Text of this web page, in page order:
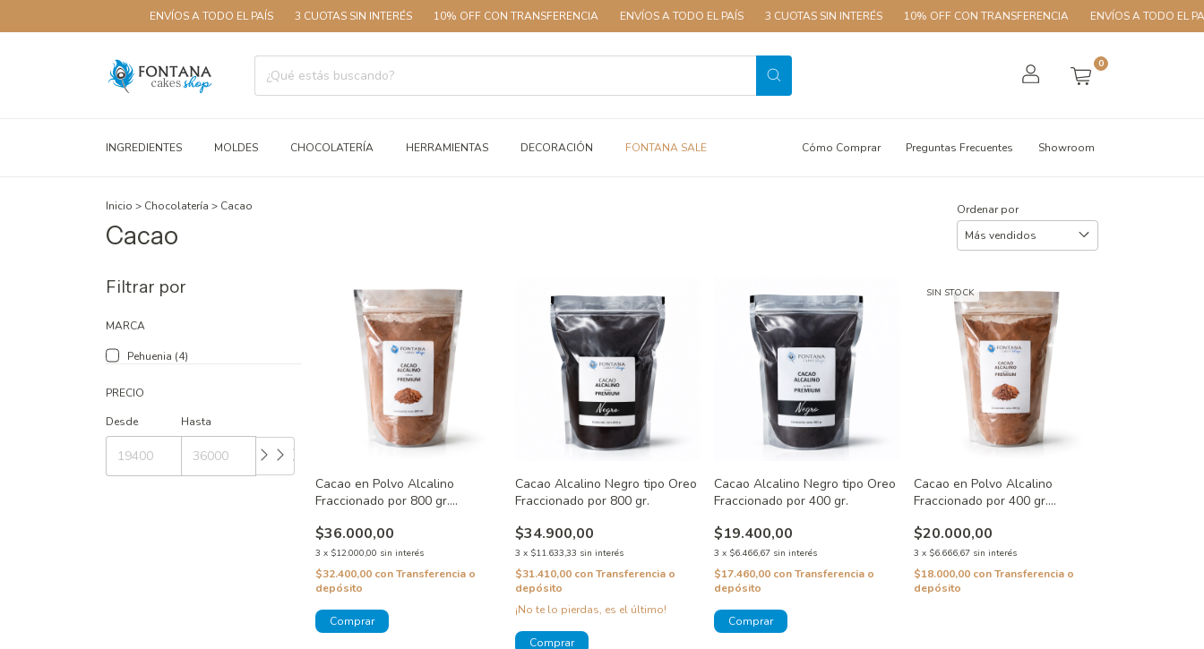
ENVÍOS A TODO EL PAÍS 3 CUOTAS SIN INTERÉS 10% OFF CON TRANSFERENCIA ENVÍOS A TODO EL PAÍS 3 CUOTAS SIN INTERÉS 10% OFF CON TRANSFERENCIA ENVÍOS A TODO EL PAÍS
0
INGREDIENTES MOLDES CHOCOLATERÍA HERRAMIENTAS DECORACIÓN FONTANA SALE Cómo Comprar Preguntas Frecuentes Showroom
Inicio > Chocolatería > Cacao
Cacao
Ordenar por
Filtrar por
MARCA
Pehuenia (4)
PRECIO
Desde
Hasta
Cacao en Polvo Alcalino
Fraccionado por 800 gr.
$36.000,00
3 x $12.000,00 sin interés
$32.400,00 con Transferencia o
depósito
Cacao Alcalino Negro tipo Oreo
Fraccionado por 800 gr.
$34.900,00
3 x $11.633,33 sin interés
$31.410,00 con Transferencia o
depósito
¡No te lo pierdas, es el último!
Cacao Alcalino Negro tipo Oreo
Fraccionado por 400 gr.
$19.400,00
3 x $6.466,67 sin interés
$17.460,00 conTransferencia o
depósito
SIN STOCK
Cacao en Polvo Alcalino
Fraccionado por 400 gr.
$20.000,00
3 x $6.666,67 sin interés
$18.000,00 con Transferencia o
depósito